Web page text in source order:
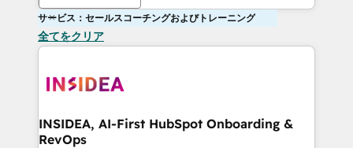
サービス：セールスコーチングおよびトレーニング
全てをクリア
INSIDEA, AI-First HubSpot Onboarding &
RevOps